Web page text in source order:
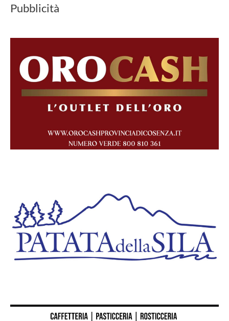
ultima
Pubblicità